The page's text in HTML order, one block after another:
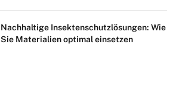
Nachhaltige Insektenschutzlösungen: Wie
Sie Materialien optimal einsetzen